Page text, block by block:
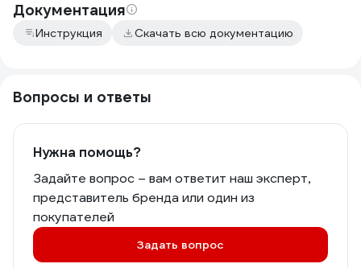
Документация
Инструкция Скачать всю документацию
Вопросы и ответы
Нужна помощь?
Задайте вопрос – вам ответит наш эксперт,
представитель бренда или один из
покупателей
Задать вопрос